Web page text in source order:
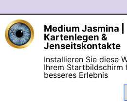
©seit 2006 Medium
Coaching  |
Datenschutz] [Impressum
& Widerrufsrecht
Suchen
Medium Jasmina |
Kartenlegen &
Jenseitskontakte
Installieren Sie diese
Ihrem Startbildschirm
besseres Erlebnis
X